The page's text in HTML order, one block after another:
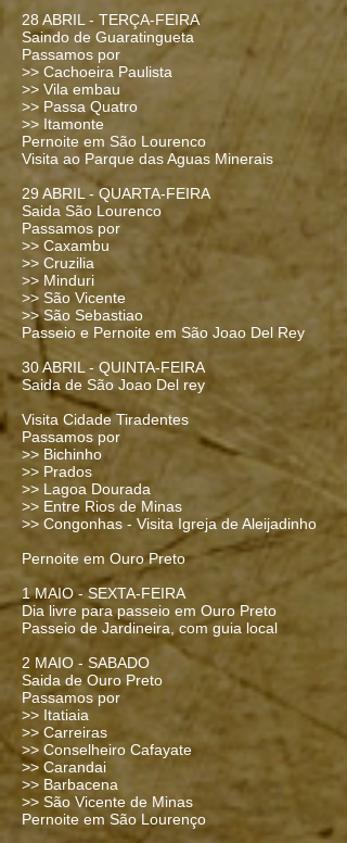
️28 ABRIL - TERÇA-FEIRA
Saindo de Guaratingueta
Passamos por
>> Cachoeira Paulista
>> Vila embau
>> Passa Quatro
>> Itamonte
Pernoite em São Lourenco
Visita ao Parque das Aguas Minerais
️29 ABRIL - QUARTA-FEIRA
Saida São Lourenco
Passamos por
>> Caxambu
>> Cruzilia
>> Minduri
>> São Vicente
>> São Sebastiao
Passeio e Pernoite em São Joao Del Rey
30 ABRIL - QUINTA-FEIRA
Saida de São Joao Del rey
Visita Cidade Tiradentes
Passamos por
>> Bichinho
>> Prados
>> Lagoa Dourada
>> Entre Rios de Minas
>> Congonhas - Visita Igreja de Aleijadinho
Pernoite em Ouro Preto
️1 MAIO - SEXTA-FEIRA
Dia livre para passeio em Ouro Preto
Passeio de Jardineira, com guia local
2 MAIO - SABADO
Saida de Ouro Preto
Passamos por
>> Itatiaia
>> Carreiras
>> Conselheiro Cafayate
>> Carandai
>> Barbacena
>> São Vicente de Minas
Pernoite em São Lourenço